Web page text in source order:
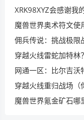
XRK98XYZ会感谢我
魔兽世界奥术符文使
佣兵传说：挑战极限
穿越火线雷蛇加特林
网通一区：比尔吉沃
穿越火线重归战场（
魔兽世界氪金矿石哪